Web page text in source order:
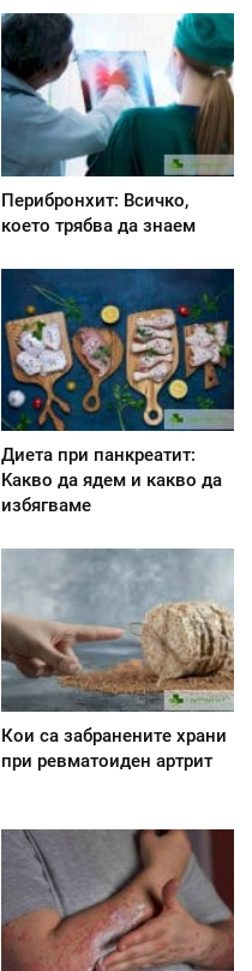
Перибронхит: Всичко,
което трябва да знаем
Диета при панкреатит:
Kакво да ядем и какво да
избягваме
Кои са забранените храни
при ревматоиден артрит